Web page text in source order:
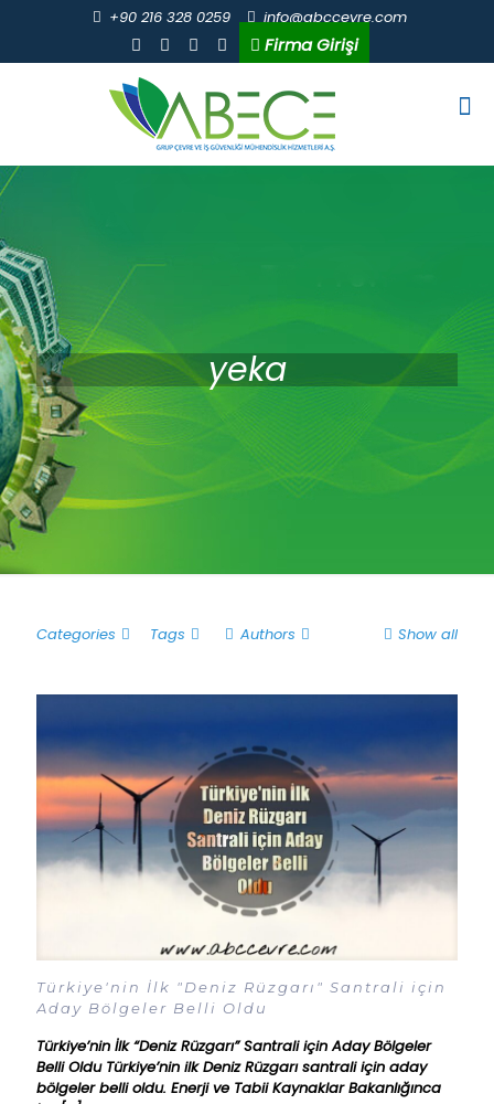
+90 216 328 0259 info@abccevre.com
Firma Girişi
yeka
Categories Tags Authors Show all
Türkiye'nin İlk "Deniz Rüzgarı" Santrali için
Aday Bölgeler Belli Oldu
Türkiye’nin İlk “Deniz Rüzgarı” Santrali için Aday Bölgeler
Belli Oldu Türkiye’nin ilk Deniz Rüzgarı santrali için aday
bölgeler belli oldu. Enerji ve Tabii Kaynaklar Bakanlığınca